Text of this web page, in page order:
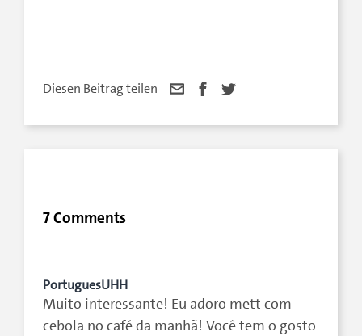
Diesen Beitrag teilen
7 Comments
PortuguesUHH
Muito interessante! Eu adoro mett com
cebola no café da manhã! Você tem o gosto